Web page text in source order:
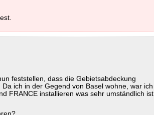
feststellen, dass die Gebietsabdeckung
ich in der Gegend von Basel wohne, war ich
FRANCE installieren was sehr umständlich ist